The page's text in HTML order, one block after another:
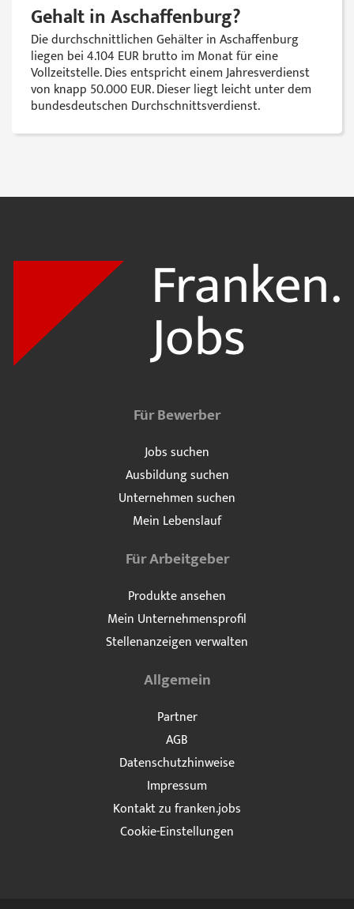
Gehalt in Aschaffenburg?
Die durchschnittlichen Gehälter in Aschaffenburg
liegen bei 4.104 EUR brutto im Monat für eine
Vollzeitstelle. Dies entspricht einem Jahresverdienst
von knapp 50.000 EUR. Dieser liegt leicht unter dem
bundesdeutschen Durchschnittsverdienst.
Für Bewerber
Jobs suchen
Ausbildung suchen
Unternehmen suchen
Mein Lebenslauf
Für Arbeitgeber
Produkte ansehen
Mein Unternehmensprofil
Stellenanzeigen verwalten
Allgemein
Partner
AGB
Datenschutzhinweise
Impressum
Kontakt zu franken.jobs
Cookie-Einstellungen